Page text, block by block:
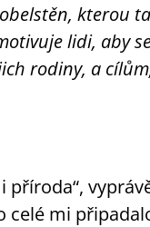
kterou
lidi, aby
rodiny, a
příroda“,
celé mi